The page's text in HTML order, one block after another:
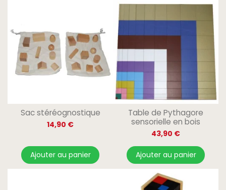
Sac stéréognostique
14,90 €
Ajouter au panier
Table de Pythagore
sensorielle en bois
43,90 €
Ajouter au panier